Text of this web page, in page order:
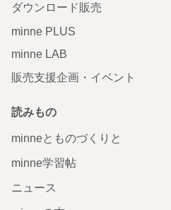
ダウンロード販売
minne PLUS
minne LAB
販売支援企画・イベント
読みもの
minneとものづくりと
minne学習帖
ニュース